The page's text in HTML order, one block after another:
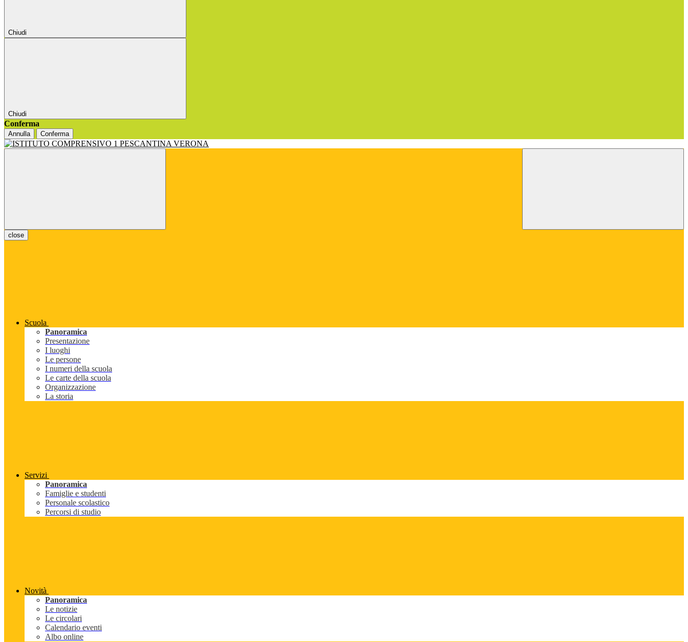
Chiudi
Chiudi
Conferma
Annulla Conferma
close
Scuola
Panoramica
Presentazione
I luoghi
Le persone
I numeri della scuola
Le carte della scuola
Organizzazione
La storia
Servizi
Panoramica
Famiglie e studenti
Personale scolastico
Percorsi di studio
Novità
Panoramica
Le notizie
Le circolari
Calendario eventi
Albo online